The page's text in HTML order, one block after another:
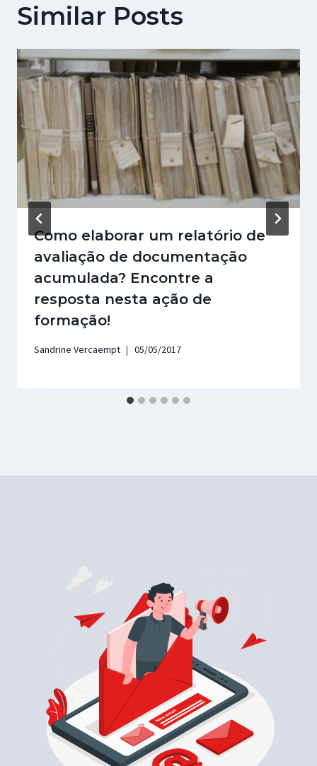
Similar Posts
Como elaborar um relatório de
avaliação de documentação
acumulada? Encontre a
resposta nesta ação de
formação!
Sandrine Vercaempt 05/05/2017